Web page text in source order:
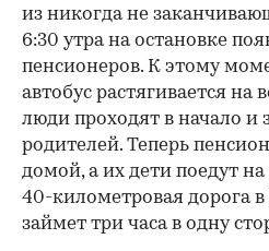
из никогда не
6:30 утра на остановке
пенсионеров. К этому
автобус растягивается
люди проходят в начало и
родителей. Теперь
домой, а их дети поедут
40-километровая дорога
займет три часа в одну